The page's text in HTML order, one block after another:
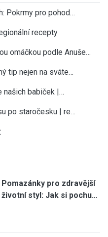
Pokrmy pro pohod…
recepty
omáčkou podle Anuše…
tip nejen na sváte…
našich babiček |…
po staročesku | re…
Pomazánky pro zdravější
životní styl: Jak si pochu…